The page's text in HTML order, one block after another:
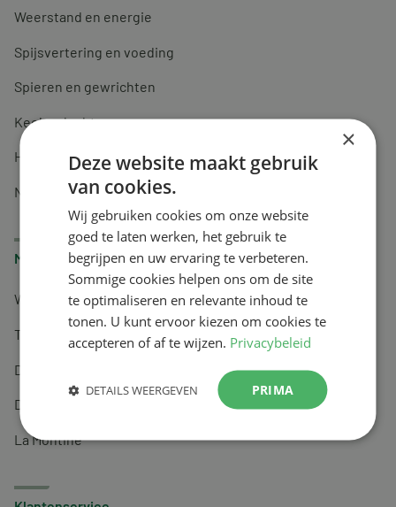
Weerstand en energie
Spijsvertering en voeding
Spieren en gewrichten
Keel en luchtwegen
Huidverzorging
Nachtrust
Merken
Wapiti
Tai-Ginseng
Dermagíq
Draisma
La Montine
×
Deze website maakt gebruik
van cookies.
Wij gebruiken cookies om onze website
goed te laten werken, het gebruik te
begrijpen en uw ervaring te verbeteren.
Sommige cookies helpen ons om de site
te optimaliseren en relevante inhoud te
tonen. U kunt ervoor kiezen om cookies te
accepteren of af te wijzen. Privacybeleid
PRIMA
DETAILS WEERGEVEN